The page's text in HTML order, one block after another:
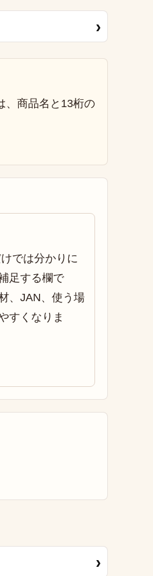
›
、商品名と13桁の
では分かりに
足する欄で
、JAN、使う場
すくなりま
›